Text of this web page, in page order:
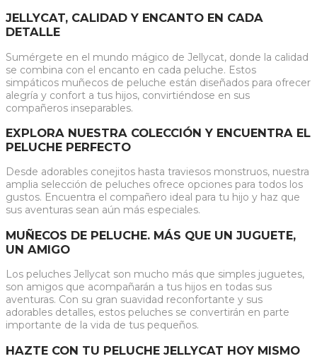
JELLYCAT, CALIDAD Y ENCANTO EN CADA
DETALLE
Sumérgete en el mundo mágico de Jellycat, donde la calidad
se combina con el encanto en cada peluche. Estos
simpáticos muñecos de peluche están diseñados para ofrecer
alegría y confort a tus hijos, convirtiéndose en sus
compañeros inseparables.
EXPLORA NUESTRA COLECCIÓN Y ENCUENTRA EL
PELUCHE PERFECTO
Desde adorables conejitos hasta traviesos monstruos, nuestra
amplia selección de peluches ofrece opciones para todos los
gustos. Encuentra el compañero ideal para tu hijo y haz que
sus aventuras sean aún más especiales.
MUÑECOS DE PELUCHE. MÁS QUE UN JUGUETE,
UN AMIGO
Los peluches Jellycat son mucho más que simples juguetes,
son amigos que acompañarán a tus hijos en todas sus
aventuras. Con su gran suavidad reconfortante y sus
adorables detalles, estos peluches se convertirán en parte
importante de la vida de tus pequeños.
HAZTE CON TU PELUCHE JELLYCAT HOY MISMO